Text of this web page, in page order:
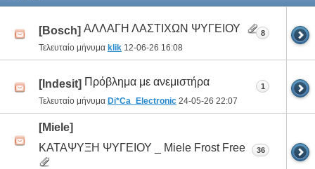
[Bosch] ΑΛΛΑΓΗ ΛΑΣΤΙΧΩΝ ΨΥΓΕΙΟΥ
Τελευταίο μήνυμα klik 12-06-26 16:08
8
[Indesit] Πρόβλημα με ανεμιστήρα
Τελευταίο μήνυμα Di*Ca_Electronic 24-05-26 22:07
1
[Miele]
ΚΑΤΑΨΥΞΗ ΨΥΓΕΙΟΥ _ Miele Frost Free
36